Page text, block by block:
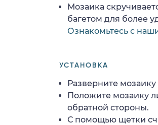
Мозаика
багетом для более
Ознакомьтесь с
УСТАНОВКА
Разверните
Положите мозаику
обратной стороны.
С помощью щетки